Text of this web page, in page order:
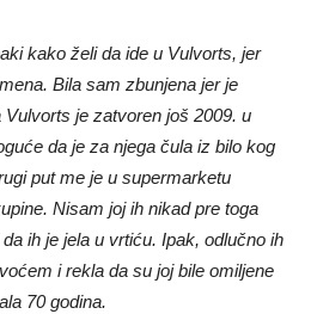
kako želi da ide u Vulvorts, jer
Bila sam zbunjena jer je
Vulvorts je zatvoren još 2009. u
da je za njega čula iz bilo kog
put me je u supermarketu
Nisam joj ih nikad pre toga
ih je jela u vrtiću. Ipak, odlučno ih
i rekla da su joj bile omiljene
70 godina.